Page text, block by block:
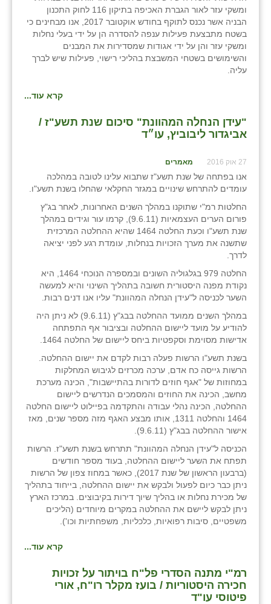
ומשקי עזר לאור הגברת האכיפה בתיקון 116 לחוק התכנון
הבניה אשר נכנס לתוקף בחודש אוקטובר 2017, אנו מבחינים כי
בשטח מתבצעת פעילות ענפה להסדרה הן על ידי בעלי נחלות
ומשקי עזר והן על ידי אגודות שמסדירות את המבנים
והשימושים בשטחי המשבצת בהליכי רישוי, פעילות שיש לברך
עליה.
קרא עוד...
"עידן הנחלה המהוונת" סיכום שנת תשע"ז /
אביגדור ליבוביץ, עו״ד
27 אוק 2016 מאמרים
אנו בפתחה של שנת תשע"ז שתבוא עלינו לטובה במהלכה
עומדים להתרחש שינויים במגזר החקלאי שהחלו בשנת תשע"ו.
החלטות רמ"י שתוקנו במהלך השנים האחרונות, לאחר בג"ץ
פורום הערים העצמאיות (9.6.11), קרמו עור וגידים במהלך
שנת תשע"ו וכעת החלטה 1464 שהיא ההחלטה המרכזית
שתשנה את מערך הזכויות בנחלות, עומדת רגע לפני יציאה
לדרך.
החלטה 979 בגלגוליה השונים ובמספרה הנוכחי 1464, היא
נקודת מפנה היסטורית חשובה בתהליך השינוי והיא למעשה
השער לכניסה ל"עידן הנחלה המהוונת" עליו אנו דנים רבות.
במהלך השנים ממועד ההחלטה בבג"ץ (9.6.11) לא ניתן היה
להודיע על מועד ליישום ההחלטה ובציבור אף התפתחה
אדישות מסוימת וסקפטיות ביחס ליישום של החלטה 1464.
בשנת תשע"ו הרשות פעלה רבות לקדם את יישום ההחלטה.
הרשות גייסה כח אדם, ערכה מכרזים לגיבוש המחלקות
במחוזות של "אגף חוזים לדורות בהתיישבות", הכינה מערכת
מחשב, הכינה את החוזים והמסמכים הנדרשים ליישום
ההחלטה, הכינה נהלי עבודה והתקדמה בפיילוט ליישום החלטה
1464 והחלטה 1311, אותו מבצע האגף מזה מספר שנים, מאז
אישור ההחלטה בבג"ץ (9.6.11).
הכניסה ל"עידן הנחלה המהוונת" תתרחש בשנת תשע"ז. הרשות
תפתח את השער ליישום ההחלטה, בעוד מספר חודשים
(ברבעון הראשון של שנת 2017), כאשר במחוז צפון של הרשות
ניתן כבר כיום לפעול ולבקש את יישום ההחלטה, בייחוד בתהליך
של מכירת נחלות או בהליך שיוך דירות בקיבוצים. במרכז הארץ
ניתן לבקש ליישם את ההחלטה במקרים מיוחדים (הליכים
משפטיים, סיבות רפואיות, כלכליות, משפחתיות וכו').
קרא עוד...
רמ"י מתנה הסדרי פל"ח בויתור על זכויות
חכירה היסטוריות / בועז מקלר רו"ח, אורי
פיטוסי עו"ד